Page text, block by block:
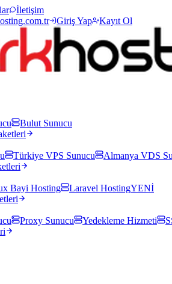
İletişim
Giriş Yap Kayıt Ol
Bulut Sunucu
Türkiye VPS Sunucu Almanya VDS
Bayi Hosting Laravel HostingYENİ
Proxy Sunucu Yedekleme Hizmeti